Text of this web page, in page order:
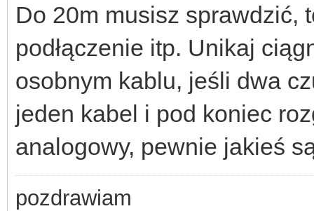
Do 20m musisz sprawdzić,
podłączenie itp. Unikaj
osobnym kablu, jeśli dwa
jeden kabel i pod koniec
analogowy, pewnie jakieś
pozdrawiam